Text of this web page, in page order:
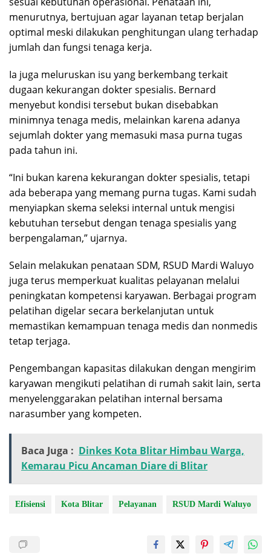
menurutnya, bertujuan agar layanan tetap berjalan
optimal meski dilakukan penghitungan ulang terhadap
jumlah dan fungsi tenaga kerja.
Ia juga meluruskan isu yang berkembang terkait
dugaan kekurangan dokter spesialis. Bernard
menyebut kondisi tersebut bukan disebabkan
minimnya tenaga medis, melainkan karena adanya
sejumlah dokter yang memasuki masa purna tugas
pada tahun ini.
“Ini bukan karena kekurangan dokter spesialis, tetapi
ada beberapa yang memang purna tugas. Kami sudah
menyiapkan skema seleksi internal untuk mengisi
kebutuhan tersebut dengan tenaga spesialis yang
berpengalaman,” ujarnya.
Selain melakukan penataan SDM, RSUD Mardi Waluyo
juga terus memperkuat kualitas pelayanan melalui
peningkatan kompetensi karyawan. Berbagai program
pelatihan digelar secara berkelanjutan untuk
memastikan kemampuan tenaga medis dan nonmedis
tetap terjaga.
Pengembangan kapasitas dilakukan dengan mengirim
karyawan mengikuti pelatihan di rumah sakit lain, serta
menyelenggarakan pelatihan internal bersama
narasumber yang kompeten.
Baca Juga : Dinkes Kota Blitar Himbau Warga,
Kemarau Picu Ancaman Diare di Blitar
Efisiensi Kota Blitar Pelayanan RSUD Mardi Waluyo